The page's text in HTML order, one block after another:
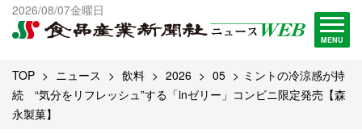
2026/08/07金曜日
MENU
出版物一覧へ
試読・購読申し込み
TOP ニュース 飲料 2026 05
ミントの冷涼感が持
続 “気分をリフレッシュ”する「inゼリー」コンビニ限定発売【森
永製菓】